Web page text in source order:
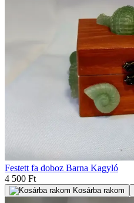
Festett fa doboz Barna Kagyló
4 500 Ft
Kosárba rakom